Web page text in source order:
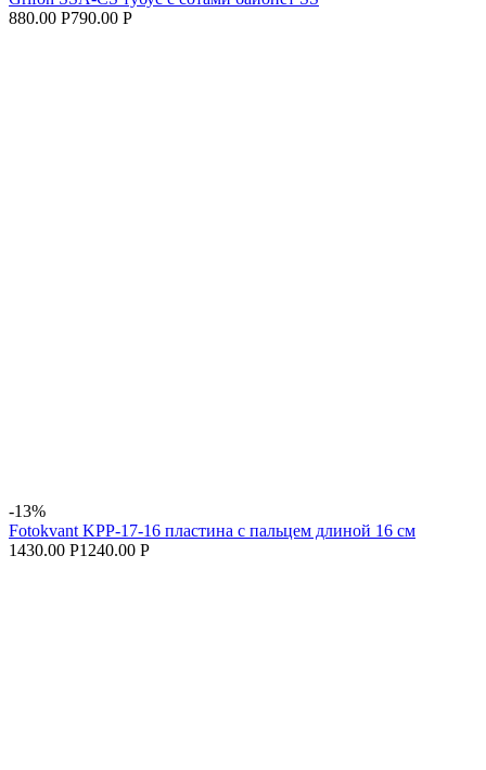
880.00 Р790.00 Р
-13%
Fotokvant KPP-17-16 пластина с пальцем длиной 16 см
1430.00 Р1240.00 Р